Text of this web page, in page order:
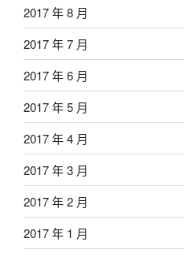
2017 年 8 月
2017 年 7 月
2017 年 6 月
2017 年 5 月
2017 年 4 月
2017 年 3 月
2017 年 2 月
2017 年 1 月